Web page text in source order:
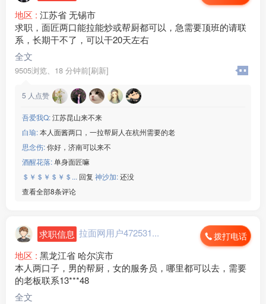
地区 : 江苏省 无锡市
求职，面匠两口能拉能炒或帮厨都可以，急需要顶班的请联
系，长期干不了，可以干20天左右
全文
9505浏览、 18 分钟前[刷新]
5 人点赞
吾爱我Q:江苏昆山来不来
白瑜:本人面酱两口，一拉帮厨人在杭州需要的老
思念伤:你好，济南可以来不
酒醒花落:单身面匠嘛
＄￥＄￥＄￥＄... 回复 神沙加:还没
查看全部8条评论
求职信息 拉面网用户472531... 拨打电话
地区 : 黑龙江省 哈尔滨市
本人两口子，男的帮厨，女的服务员，哪里都可以去，需要
的老板联系13***48
全文